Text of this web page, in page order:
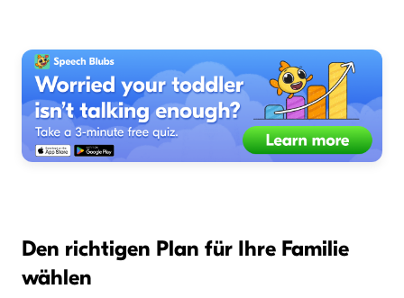
Den richtigen Plan für Ihre Familie
wählen